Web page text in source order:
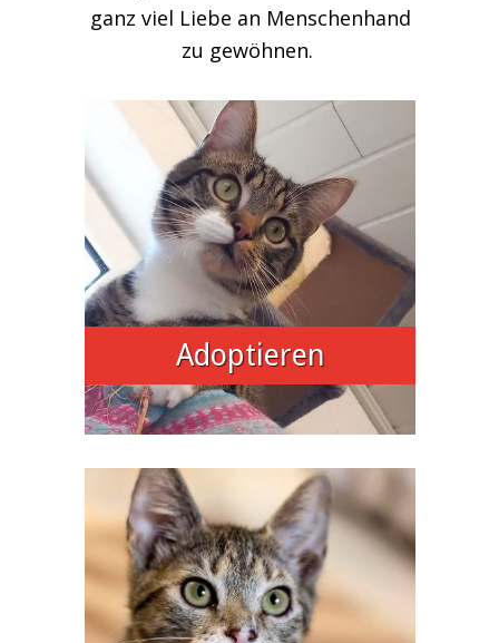
ganz viel Liebe an Menschenhand
zu gewöhnen.
Adoptieren